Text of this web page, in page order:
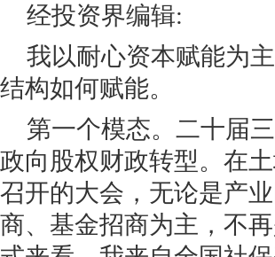
经投资界编辑:
我以耐心资本赋能为
结构如何赋能。
第一个模态。二十届
政向股权财政转型。在
召开的大会，无论是产
商、基金招商为主，不